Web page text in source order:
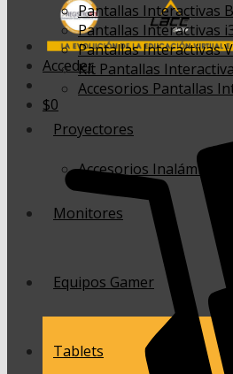
Acceder
$0
Pantallas Interactivas
Pantallas Interactivas
Pantallas Interactivas
Kit Pantallas
Accesorios Pantallas
Proyectores
Accesorios Inalámbricos
Monitores
Equipos Gamer
Tablets